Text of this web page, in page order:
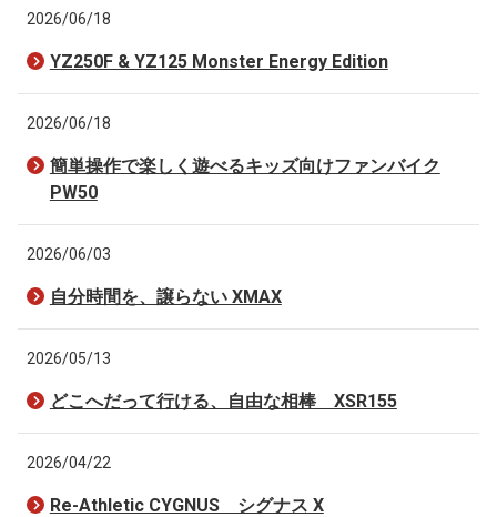
2026/06/18
YZ250F & YZ125 Monster Energy Edition
2026/06/18
簡単操作で楽しく遊べるキッズ向けファンバイク
PW50
2026/06/03
自分時間を、譲らない XMAX
2026/05/13
どこへだって行ける、自由な相棒 XSR155
2026/04/22
Re-Athletic CYGNUS シグナス X